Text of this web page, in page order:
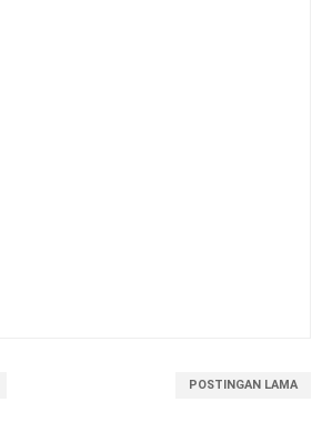
POSTINGAN LAMA